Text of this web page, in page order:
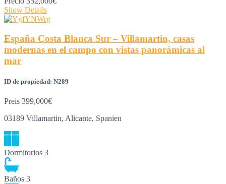
Show Details
España Costa Blanca Sur – Villamartin, casas
modernas en el campo con vistas panorámicas al
mar
ID de propiedad: N289
Preis 399,000€
03189 Villamartin, Alicante, Spanien
Dormitorios 3
Baños 3